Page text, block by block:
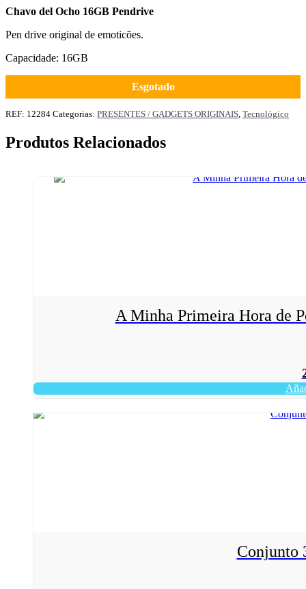
Chavo del Ocho 16GB Pendrive
Pen drive original de emoticões.
Capacidade: 16GB
Esgotado
REF: 12284 Categorias: PRESENTES / GADGETS ORIGINAIS, Tecnológico
Produtos Relacionados
A Minha Primeira Hora de
Conjunto